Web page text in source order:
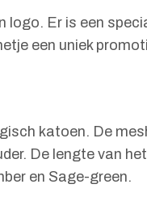
Er is een
een uniek
katoen. De
De lengte van
en Sage-green.